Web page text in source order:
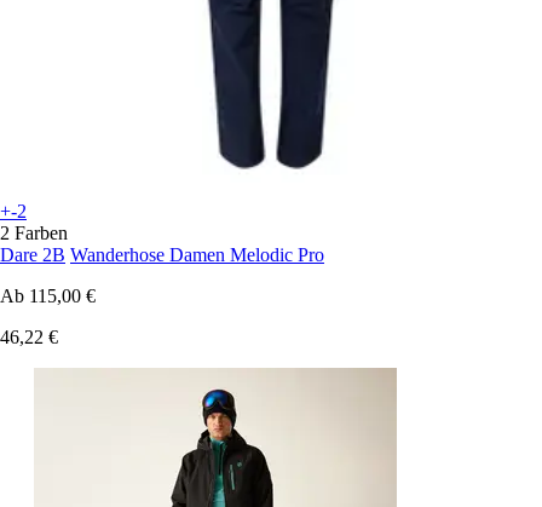
+-2
2 Farben
Dare 2B Wanderhose Damen Melodic Pro
Ab 115,00 €
46,22 €